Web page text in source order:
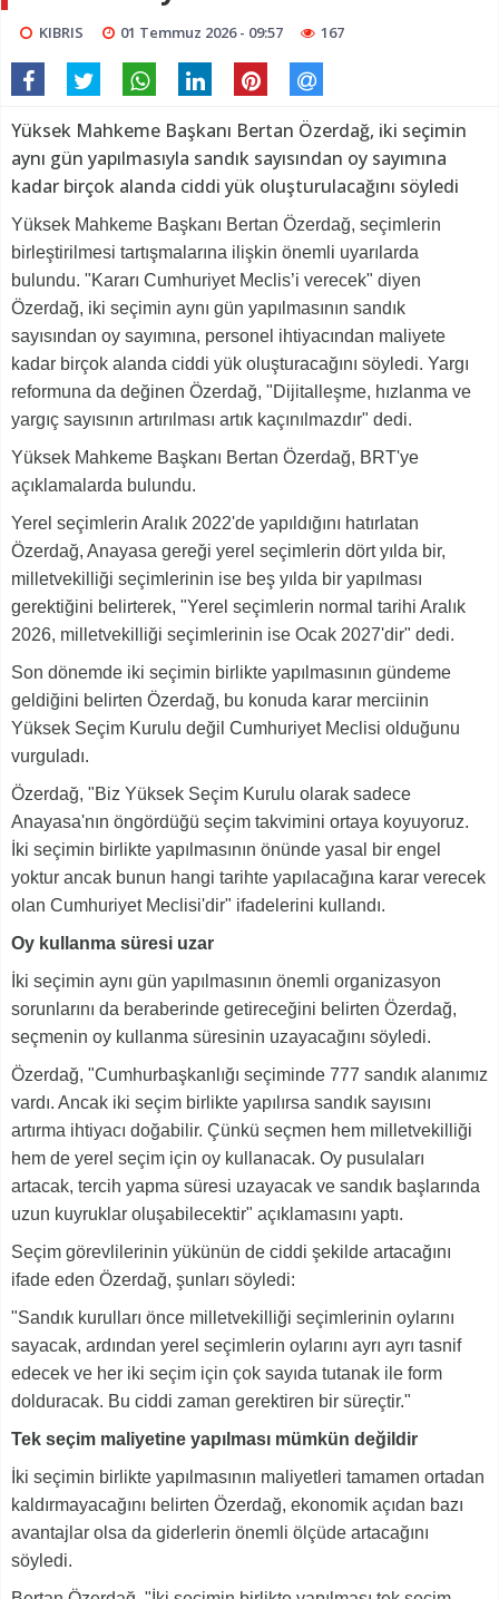
KIBRIS 01 Temmuz 2026 - 09:57 167
Yüksek Mahkeme Başkanı Bertan Özerdağ, iki seçimin
aynı gün yapılmasıyla sandık sayısından oy sayımına
kadar birçok alanda ciddi yük oluşturulacağını söyledi
Yüksek Mahkeme Başkanı Bertan Özerdağ, seçimlerin
birleştirilmesi tartışmalarına ilişkin önemli uyarılarda
bulundu. "Kararı Cumhuriyet Meclis’i verecek" diyen
Özerdağ, iki seçimin aynı gün yapılmasının sandık
sayısından oy sayımına, personel ihtiyacından maliyete
kadar birçok alanda ciddi yük oluşturacağını söyledi. Yargı
reformuna da değinen Özerdağ, "Dijitalleşme, hızlanma ve
yargıç sayısının artırılması artık kaçınılmazdır" dedi.
Yüksek Mahkeme Başkanı Bertan Özerdağ, BRT'ye
açıklamalarda bulundu.
Yerel seçimlerin Aralık 2022'de yapıldığını hatırlatan
Özerdağ, Anayasa gereği yerel seçimlerin dört yılda bir,
milletvekilliği seçimlerinin ise beş yılda bir yapılması
gerektiğini belirterek, "Yerel seçimlerin normal tarihi Aralık
2026, milletvekilliği seçimlerinin ise Ocak 2027'dir" dedi.
Son dönemde iki seçimin birlikte yapılmasının gündeme
geldiğini belirten Özerdağ, bu konuda karar merciinin
Yüksek Seçim Kurulu değil Cumhuriyet Meclisi olduğunu
vurguladı.
Özerdağ, "Biz Yüksek Seçim Kurulu olarak sadece
Anayasa'nın öngördüğü seçim takvimini ortaya koyuyoruz.
İki seçimin birlikte yapılmasının önünde yasal bir engel
yoktur ancak bunun hangi tarihte yapılacağına karar verecek
olan Cumhuriyet Meclisi'dir" ifadelerini kullandı.
Oy kullanma süresi uzar
İki seçimin aynı gün yapılmasının önemli organizasyon
sorunlarını da beraberinde getireceğini belirten Özerdağ,
seçmenin oy kullanma süresinin uzayacağını söyledi.
Özerdağ, "Cumhurbaşkanlığı seçiminde 777 sandık alanımız
vardı. Ancak iki seçim birlikte yapılırsa sandık sayısını
artırma ihtiyacı doğabilir. Çünkü seçmen hem milletvekilliği
hem de yerel seçim için oy kullanacak. Oy pusulaları
artacak, tercih yapma süresi uzayacak ve sandık başlarında
uzun kuyruklar oluşabilecektir" açıklamasını yaptı.
Seçim görevlilerinin yükünün de ciddi şekilde artacağını
ifade eden Özerdağ, şunları söyledi:
"Sandık kurulları önce milletvekilliği seçimlerinin oylarını
sayacak, ardından yerel seçimlerin oylarını ayrı ayrı tasnif
edecek ve her iki seçim için çok sayıda tutanak ile form
dolduracak. Bu ciddi zaman gerektiren bir süreçtir."
Tek seçim maliyetine yapılması mümkün değildir
İki seçimin birlikte yapılmasının maliyetleri tamamen ortadan
kaldırmayacağını belirten Özerdağ, ekonomik açıdan bazı
avantajlar olsa da giderlerin önemli ölçüde artacağını
söyledi.